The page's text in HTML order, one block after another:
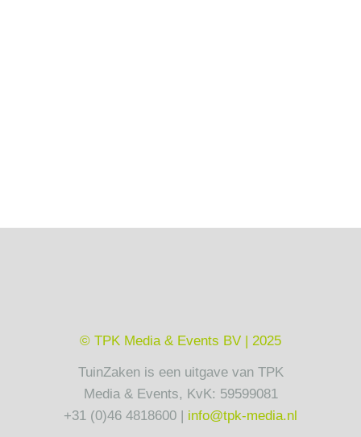
© TPK Media & Events BV | 2025
TuinZaken is een uitgave van TPK
Media & Events, KvK: 59599081
+31 (0)46 4818600 | info@tpk-media.nl